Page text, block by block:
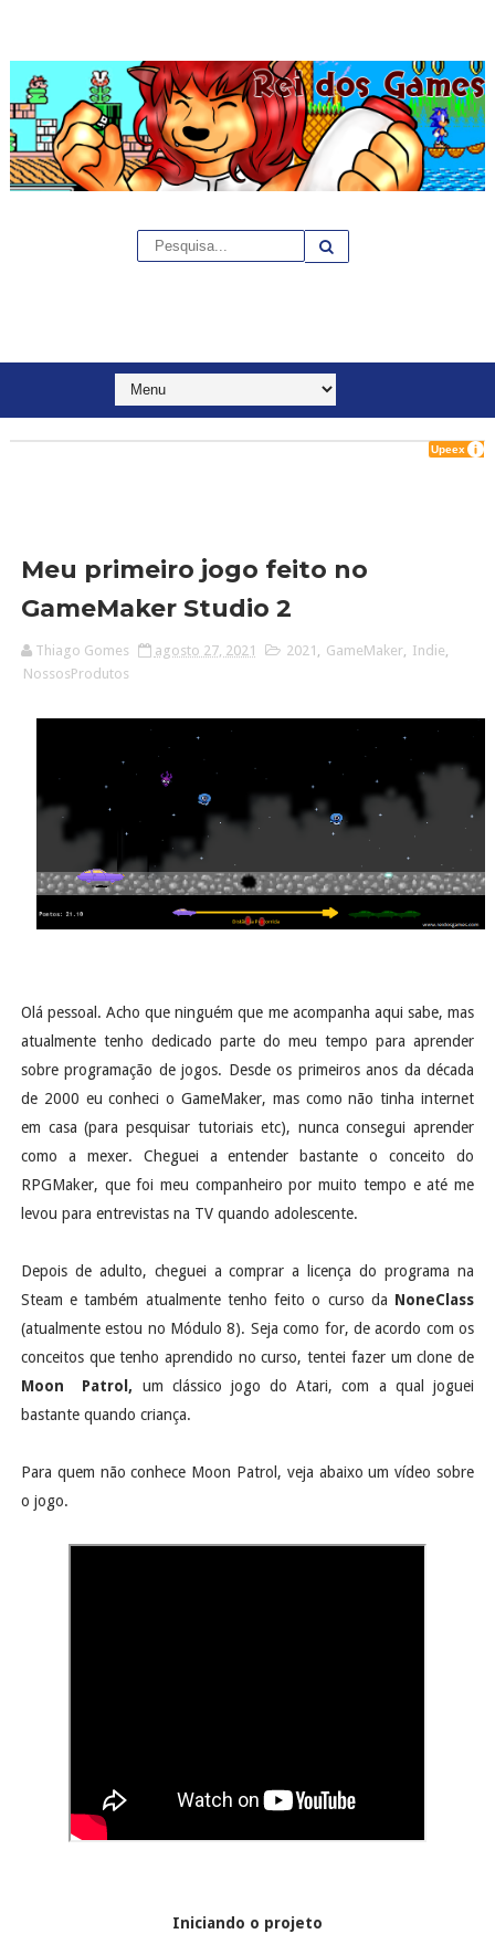
Meu primeiro jogo feito no
GameMaker Studio 2
Thiago Gomes agosto 27, 2021 2021 GameMaker, Indie
NossosProdutos
Olá pessoal. Acho que ninguém que me acompanha aqui sabe, mas
atualmente tenho dedicado parte do meu tempo para aprender
sobre programação de jogos. Desde os primeiros anos da década
de 2000 eu conheci o GameMaker, mas como não tinha internet
em casa (para pesquisar tutoriais etc), nunca consegui aprender
como a mexer. Cheguei a entender bastante o conceito do
RPGMaker, que foi meu companheiro por muito tempo e até me
levou para entrevistas na TV quando adolescente.
Depois de adulto, cheguei a comprar a licença do programa na
Steam e também atualmente tenho feito o curso da NoneClass
(atualmente estou no Módulo 8). Seja como for, de acordo com os
conceitos que tenho aprendido no curso, tentei fazer um clone de
Moon Patrol, um clássico jogo do Atari, com a qual joguei
bastante quando criança.
Para quem não conhece Moon Patrol, veja abaixo um vídeo sobre
o jogo.
Iniciando o projeto